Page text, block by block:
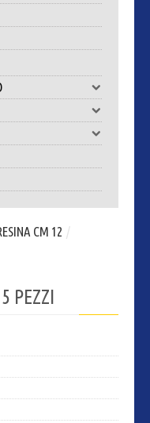
CM 12 /
PEZZI